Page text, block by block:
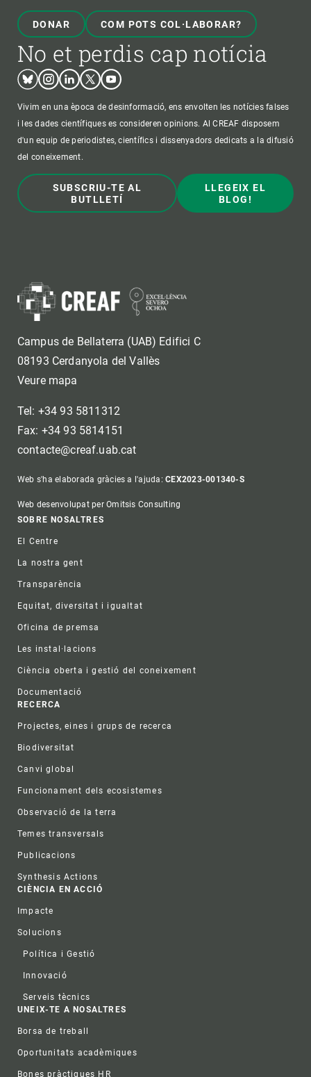
DONAR COM POTS COL·LABORAR?
No et perdis cap notícia
BlueskyInstagram
LinkedinTwitterYoutube
Vivim en una època de desinformació, ens envolten les notícies falses
i les dades científiques es consideren opinions. Al CREAF disposem
d'un equip de periodistes, científics i dissenyadors dedicats a la difusió
del coneixement.
SUBSCRIU-TE AL
BUTLLETÍ
LLEGEIX EL
BLOG!
Campus de Bellaterra (UAB) Edifici C
08193 Cerdanyola del Vallès
Veure mapa
Tel: +34 93 5811312
Fax: +34 93 5814151
contacte@creaf.uab.cat
Web s'ha elaborada gràcies a l'ajuda:CEX2023-001340-S
Web desenvolupat per Omitsis Consulting
Footer
SOBRE NOSALTRES
El Centre
La nostra gent
Transparència
Equitat, diversitat i igualtat
Oficina de premsa
Les instal·lacions
Ciència oberta i gestió del coneixement
Documentació
RECERCA
Projectes, eines i grups de recerca
Biodiversitat
Canvi global
Funcionament dels ecosistemes
Observació de la terra
Temes transversals
Publicacions
Synthesis Actions
CIÈNCIA EN ACCIÓ
Impacte
Solucions
Política i Gestió
Innovació
Serveis tècnics
UNEIX-TE A NOSALTRES
Borsa de treball
Oportunitats acadèmiques
Bones pràctiques HR